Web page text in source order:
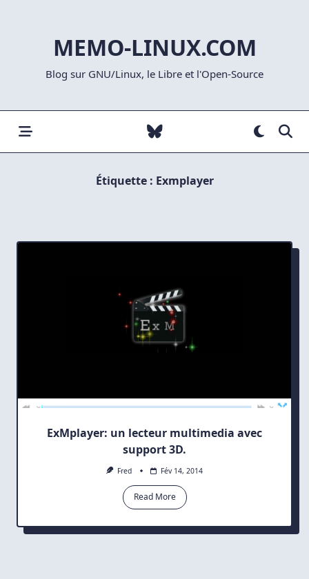
MEMO-LINUX.COM
Blog sur GNU/Linux, le Libre et l'Open-Source
Étiquette : Exmplayer
ExMplayer: un lecteur multimedia avec
support 3D.
Fred Fév 14, 2014
Read More